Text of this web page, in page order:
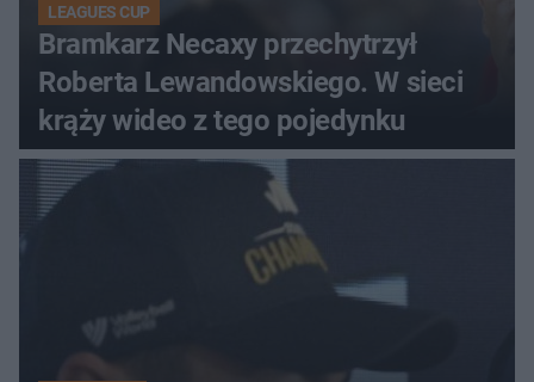
LEAGUES CUP
Bramkarz Necaxy przechytrzył
Roberta Lewandowskiego. W sieci
krąży wideo z tego pojedynku